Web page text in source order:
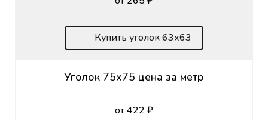
Купить уголок 63х63
Уголок 75х75 цена за метр
от 422 ₽